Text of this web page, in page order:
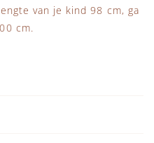
van je kind 98 cm, ga
cm.